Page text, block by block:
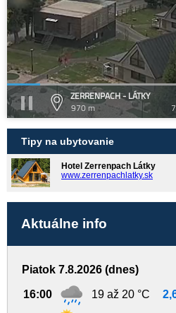
ZERRENPACH - LÁTKY
970 m
Tipy na ubytovanie
Hotel Zerrenpach Látky
www.zerrenpachlatky.sk
Aktuálne info
Piatok 7.8.2026 (dnes)
16:00 19 až 20 °C